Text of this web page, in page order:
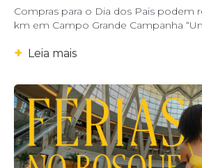
Compras para o Dia dos Pais podem
km em Campo Grande Campanha
+ Leia mais